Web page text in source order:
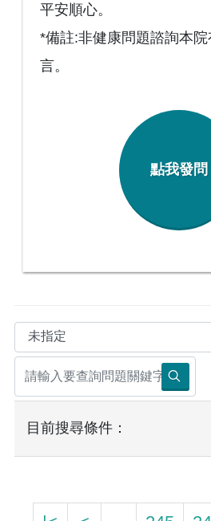
平安順心。
*備註:非健康問題諮詢本
言。
點我發問
目前搜尋條件：